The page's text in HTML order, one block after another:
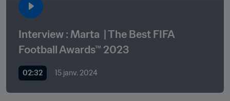
Interview : Marta  | The Best FIFA
Football Awards™ 2023
02:32 15 janv. 2024